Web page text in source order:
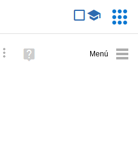
Búsqueda avanzada
Ayuda
(en